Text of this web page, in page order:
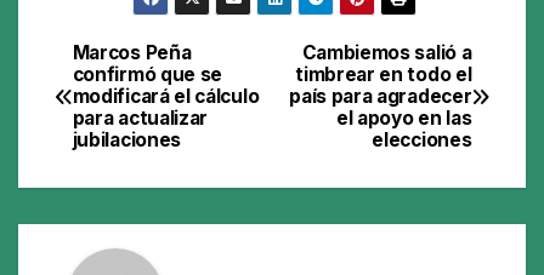
Navegación
de
entradas
Cambiemos salió a
timbrear en todo el
país para agradecer
el apoyo en las
elecciones
Marcos Peña
confirmó que se
modificará el cálculo
para actualizar
jubilaciones